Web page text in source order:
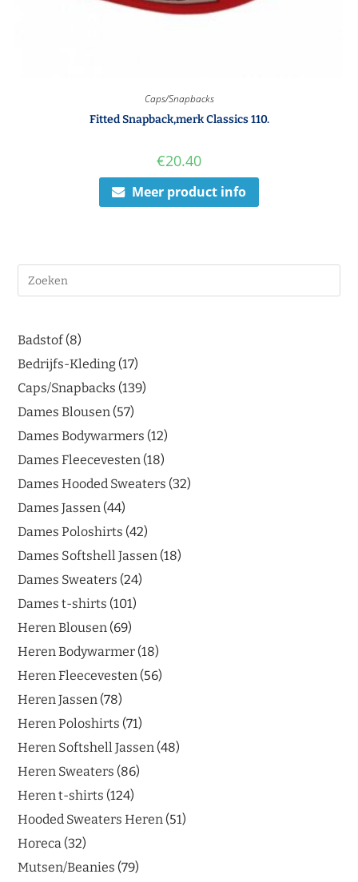
Caps/Snapbacks
Fitted Snapback,merk Classics 110.
€20.40
Meer product info
Badstof 8
Bedrijfs-Kleding 17
Caps/Snapbacks 139
Dames Blousen 57
Dames Bodywarmers 12
Dames Fleecevesten 18
Dames Hooded Sweaters 32
Dames Jassen 44
Dames Poloshirts 42
Dames Softshell Jassen 18
Dames Sweaters 24
Dames t-shirts 101
Heren Blousen 69
Heren Bodywarmer 18
Heren Fleecevesten 56
Heren Jassen 78
Heren Poloshirts 71
Heren Softshell Jassen 48
Heren Sweaters 86
Heren t-shirts 124
Hooded Sweaters Heren 51
Horeca 32
Mutsen/Beanies 79